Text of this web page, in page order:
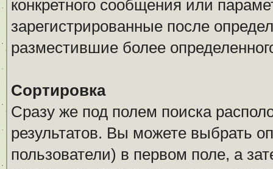
конкретного сообщения или
зарегистрированные после
разместившие более
Сортировка
Сразу же под полем поиска
результатов. Вы можете выбрать
пользователи) в первом поле, а